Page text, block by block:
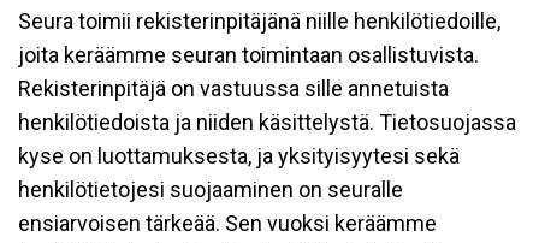
Seura toimii rekisterinpitäjänä niille henkilötiedoille,
joita keräämme seuran toimintaan osallistuvista.
Rekisterinpitäjä on vastuussa sille annetuista
henkilötiedoista ja niiden käsittelystä. Tietosuojassa
kyse on luottamuksesta, ja yksityisyytesi sekä
henkilötietojesi suojaaminen on seuralle
ensiarvoisen tärkeää. Sen vuoksi keräämme